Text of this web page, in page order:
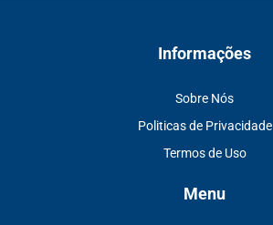
Informações
Sobre Nós
Politicas de Privacidade
Termos de Uso
Menu